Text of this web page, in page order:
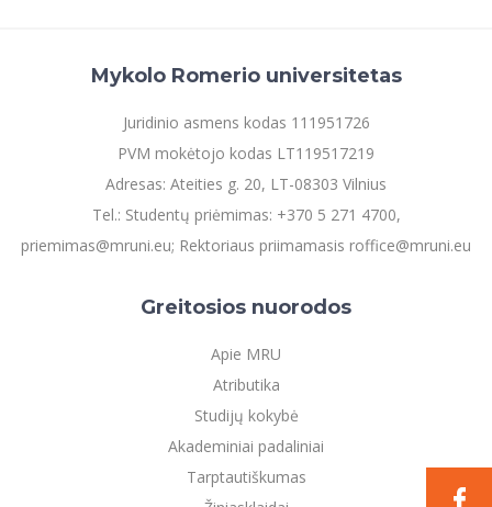
Mykolo Romerio universitetas
Juridinio asmens kodas 111951726
PVM mokėtojo kodas LT119517219
Adresas: Ateities g. 20, LT-08303 Vilnius
Tel.: Studentų priėmimas: +370 5 271 4700,
priemimas@mruni.eu; Rektoriaus priimamasis roffice@mruni.eu
Greitosios nuorodos
Apie MRU
Atributika
Studijų kokybė
Akademiniai padaliniai
Tarptautiškumas